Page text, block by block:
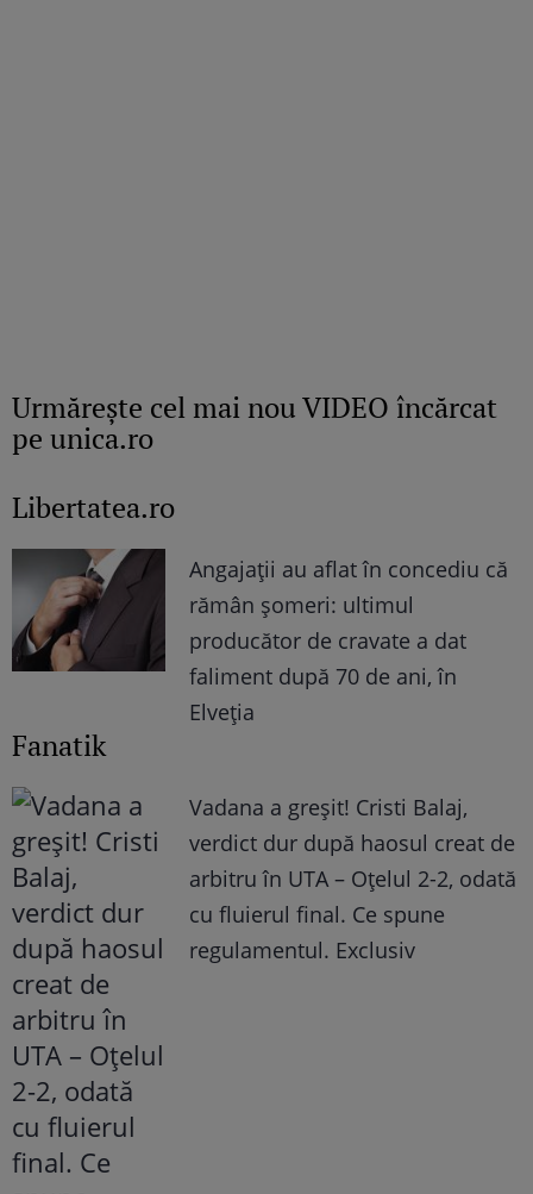
Urmăreşte cel mai nou VIDEO încărcat
pe unica.ro
Libertatea.ro
Angajații au aflat în concediu că
rămân șomeri: ultimul
producător de cravate a dat
faliment după 70 de ani, în
Elveția
Fanatik
Vadana a greșit! Cristi Balaj,
verdict dur după haosul creat de
arbitru în UTA – Oțelul 2-2, odată
cu fluierul final. Ce spune
regulamentul. Exclusiv